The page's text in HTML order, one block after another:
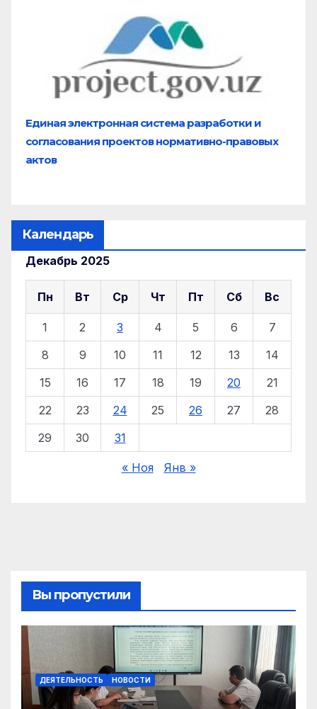
Единая электронная система разработки и
согласования проектов нормативно-правовых
актов
Календарь
Декабрь 2025
Пн Вт Ср Чт Пт Сб Вс
1 2 3 4 5 6
7
8
9 10 11 12 13
14
15
16 17 18 19 20
21
22
23 24 25 26 27
28
29
30 31
« Ноя Янв »
Вы пропустили
ДЕЯТЕЛЬНОСТЬ НОВОСТИ